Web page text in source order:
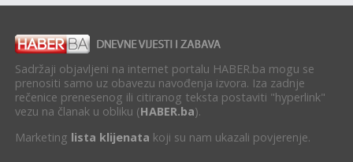
Sadržaji objavljeni na internet portalu HABER.ba mogu se
prenositi samo uz obavezu navođenja izvora. Iza zadnje
rečenice prenesenog ili citiranog teksta postaviti "hyperlink"
vezu na članak u obliku (HABER.ba).
Marketing lista klijenata koji su nam ukazali povjerenje.